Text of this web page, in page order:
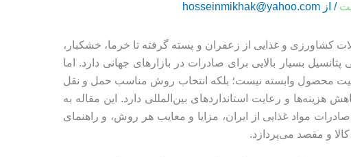
/ از hosseinmikhak@yahoo.com
کشاورزی و غذایی از زعفران و پسته گرفته تا خرما، خشکبار،
پتانسیل بسیار بالایی برای صادرات در بازارهای جهانی دارد. اما
محصول وابسته نیست؛ بلکه انتخاب روش مناسب حمل و نقل
و رعایت استانداردهای بین‌المللی دارد. این مقاله به
مواد غذایی از ایران، مزایا و معایب هر روش، و راهنمای
و مقصد می‌پردازد.